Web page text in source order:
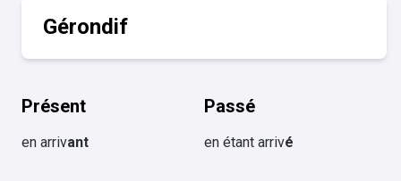
Gérondif
Présent
en arrivant
Passé
en étant arrivé